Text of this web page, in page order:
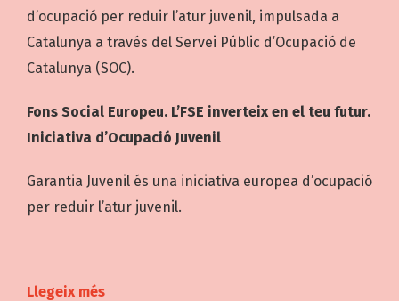
d’ocupació per reduir l’atur juvenil, impulsada a
Catalunya a través del Servei Públic d’Ocupació de
Catalunya (SOC).
Fons Social Europeu. L’FSE inverteix en el teu futur.
Iniciativa d’Ocupació Juvenil
Garantia Juvenil és una iniciativa europea d’ocupació
per reduir l’atur juvenil.
Llegeix més